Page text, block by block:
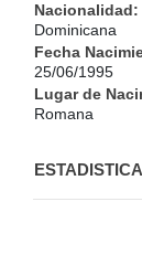
Nacionalidad:
Dominicana
Fecha
25/06/1995
Lugar de
Romana